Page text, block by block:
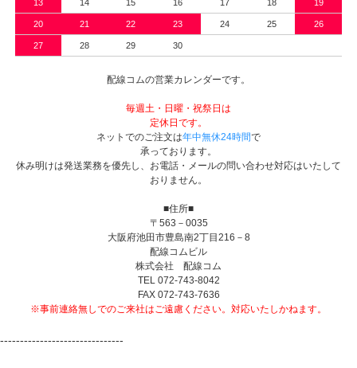
13 14 15 16 17 18 19
20 21 22 23 24 25 26
27 28 29 30
配線コムの営業カレンダーです。
毎週土・日曜・祝祭日は
定休日です。
ネットでのご注文は年中無休24時間で
承っております。
休み明けは発送業務を優先し、お電話・メールの問い合わせ対応はいたして
おりません。
■住所■
〒563－0035
大阪府池田市豊島南2丁目216－8
配線コムビル
株式会社 配線コム
TEL 072-743-8042
FAX 072-743-7636
※事前連絡無しでのご来社はご遠慮ください。対応いたしかねます。
-------------------------------